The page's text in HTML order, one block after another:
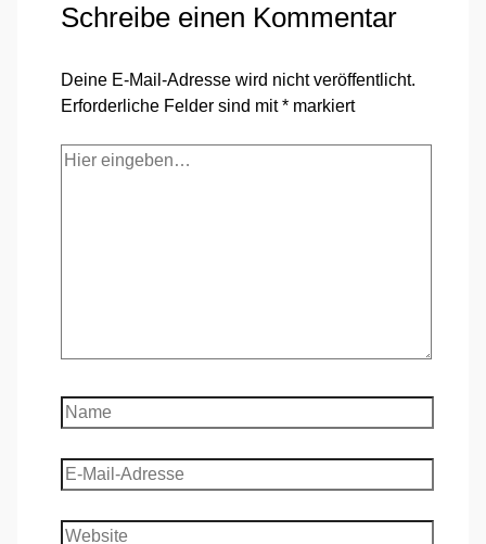
Schreibe einen Kommentar
Deine E-Mail-Adresse wird nicht veröffentlicht.
Erforderliche Felder sind mit* markiert
Hier
Name
E-
Mail-
Adresse
Website